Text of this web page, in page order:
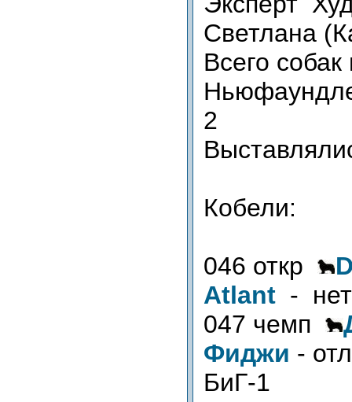
Светлана
Всего
2
Кобели:
046 откр
Atlant -
047 чемп
Фиджи -
БиГ-1